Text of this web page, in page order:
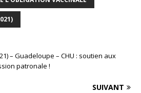
– Guadeloupe – CHU : soutien aux
patronale !
SUIVANT